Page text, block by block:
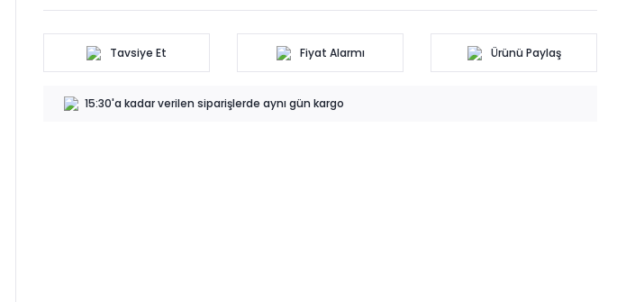
Tavsiye Et Fiyat Alarmı Ürünü Paylaş
15:30'a kadar verilen siparişlerde aynı gün kargo